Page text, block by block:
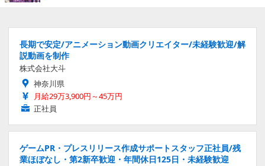
長期で安定/アニメーション動画クリエイター/未経験歓迎/解
説動画を制作
株式会社大斗
神奈川県
月給29万3,900円～45万円
正社員
ゲームPR・プレスリリース作成サポートスタッフ正社員/残
業ほぼなし・第2新卒歓迎・年間休日125日・未経験歓迎